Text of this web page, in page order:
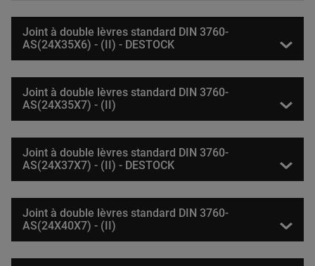
Joint à double lèvres standard DIN 3760-
AS(24X35X6) - (II) - DESTOCK
Joint à double lèvres standard DIN 3760-
AS(24X35X7) - (II)
Joint à double lèvres standard DIN 3760-
AS(24X37X7) - (II) - DESTOCK
Joint à double lèvres standard DIN 3760-
AS(24X40X7) - (II)